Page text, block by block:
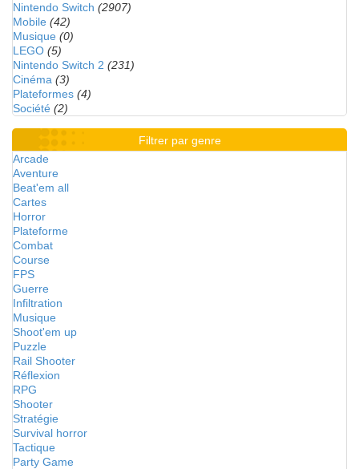
Nintendo Switch (2907)
Mobile (42)
Musique (0)
LEGO (5)
Nintendo Switch 2 (231)
Cinéma (3)
Plateformes (4)
Société (2)
Filtrer par genre
Arcade
Aventure
Beat'em all
Cartes
Horror
Plateforme
Combat
Course
FPS
Guerre
Infiltration
Musique
Shoot'em up
Puzzle
Rail Shooter
Réflexion
RPG
Shooter
Stratégie
Survival horror
Tactique
Party Game